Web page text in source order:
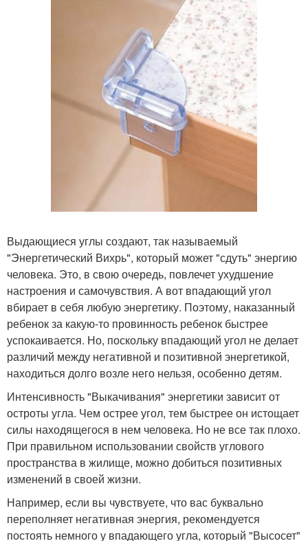
Выдающиеся углы создают, так называемый
"Энергетический Вихрь", который может "сдуть" энергию
человека. Это, в свою очередь, повлечет ухудшение
настроения и самочувствия. А вот впадающий угол
вбирает в себя любую энергетику. Поэтому, наказанный
ребенок за какую-то провинность ребенок быстрее
успокаивается. Но, поскольку впадающий угол не делает
различий между негативной и позитивной энергетикой,
находиться долго возле него нельзя, особенно детям.
Интенсивность "Выкачивания" энергетики зависит от
остроты угла. Чем острее угол, тем быстрее он истощает
силы находящегося в нем человека. Но не все так плохо.
При правильном использовании свойств углового
пространства в жилище, можно добиться позитивных
изменений в своей жизни.
Например, если вы чувствуете, что вас буквально
переполняет негативная энергия, рекомендуется
постоять немного у впадающего угла, который "Высосет"